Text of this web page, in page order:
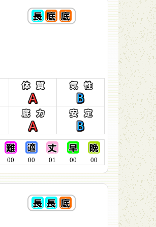
00 00 01 00 00